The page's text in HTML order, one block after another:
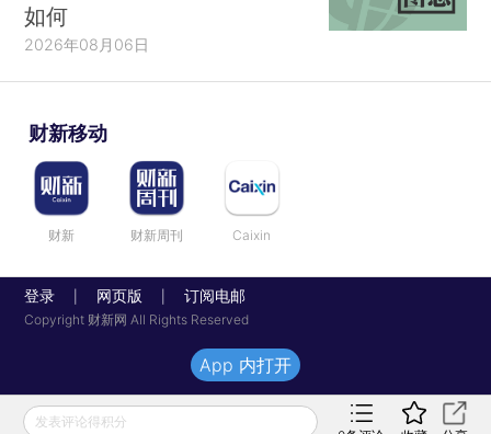
如何
2026年08月06日
财新移动
财新 财新周刊 Caixin
登录 网页版 订阅电邮
Copyright 财新网 All Rights Reserved
发表评论得积分
App 内打开